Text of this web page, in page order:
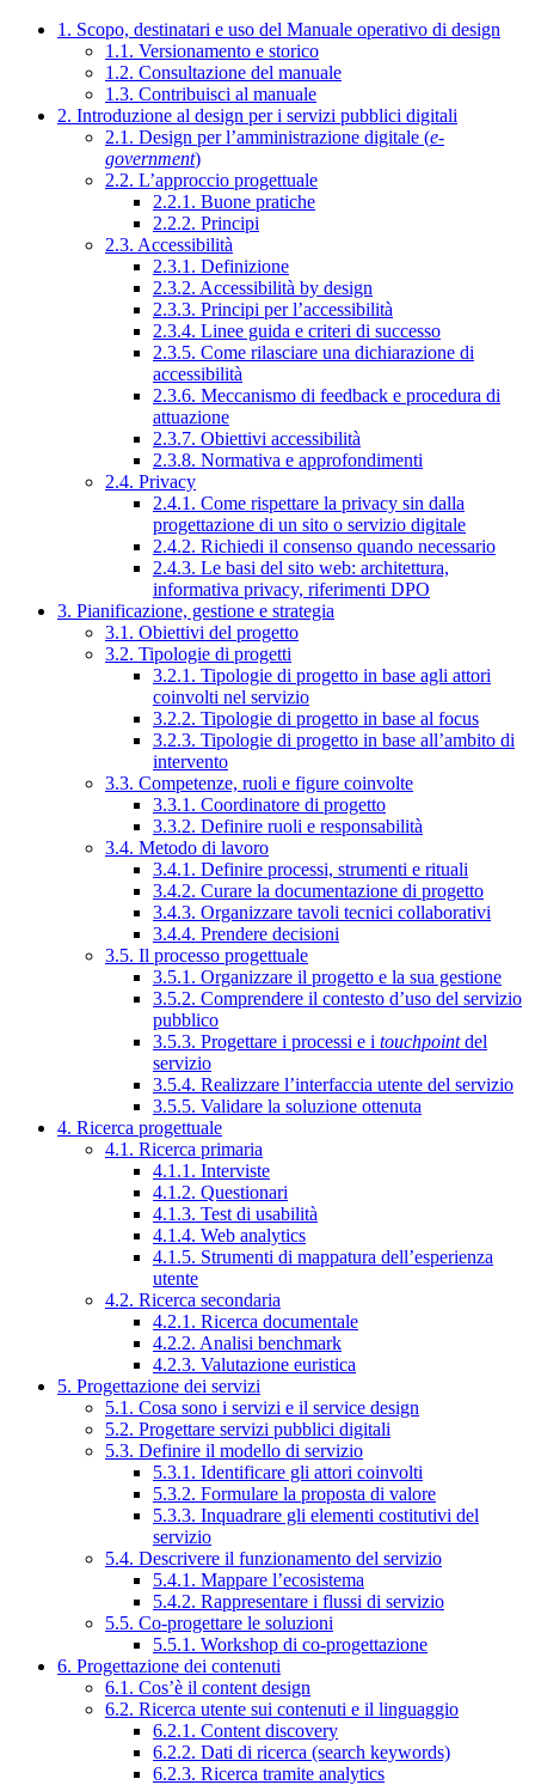
1. Scopo, destinatari e uso del Manuale operativo di design
1.1. Versionamento e storico
1.2. Consultazione del manuale
1.3. Contribuisci al manuale
2. Introduzione al design per i servizi pubblici digitali
2.1. Design per l’amministrazione digitale (e-
government)
2.2. L’approccio progettuale
2.2.1. Buone pratiche
2.2.2. Principi
2.3. Accessibilità
2.3.1. Definizione
2.3.2. Accessibilità by design
2.3.3. Principi per l’accessibilità
2.3.4. Linee guida e criteri di successo
2.3.5. Come rilasciare una dichiarazione di
accessibilità
2.3.6. Meccanismo di feedback e procedura di
attuazione
2.3.7. Obiettivi accessibilità
2.3.8. Normativa e approfondimenti
2.4. Privacy
2.4.1. Come rispettare la privacy sin dalla
progettazione di un sito o servizio digitale
2.4.2. Richiedi il consenso quando necessario
2.4.3. Le basi del sito web: architettura,
informativa privacy, riferimenti DPO
3. Pianificazione, gestione e strategia
3.1. Obiettivi del progetto
3.2. Tipologie di progetti
3.2.1. Tipologie di progetto in base agli attori
coinvolti nel servizio
3.2.2. Tipologie di progetto in base al focus
3.2.3. Tipologie di progetto in base all’ambito di
intervento
3.3. Competenze, ruoli e figure coinvolte
3.3.1. Coordinatore di progetto
3.3.2. Definire ruoli e responsabilità
3.4. Metodo di lavoro
3.4.1. Definire processi, strumenti e rituali
3.4.2. Curare la documentazione di progetto
3.4.3. Organizzare tavoli tecnici collaborativi
3.4.4. Prendere decisioni
3.5. Il processo progettuale
3.5.1. Organizzare il progetto e la sua gestione
3.5.2. Comprendere il contesto d’uso del servizio
pubblico
3.5.3. Progettare i processi e i touchpointdel
servizio
3.5.4. Realizzare l’interfaccia utente del servizio
3.5.5. Validare la soluzione ottenuta
4. Ricerca progettuale
4.1. Ricerca primaria
4.1.1. Interviste
4.1.2. Questionari
4.1.3. Test di usabilità
4.1.4. Web analytics
4.1.5. Strumenti di mappatura dell’esperienza
utente
4.2. Ricerca secondaria
4.2.1. Ricerca documentale
4.2.2. Analisi benchmark
4.2.3. Valutazione euristica
5. Progettazione dei servizi
5.1. Cosa sono i servizi e il service design
5.2. Progettare servizi pubblici digitali
5.3. Definire il modello di servizio
5.3.1. Identificare gli attori coinvolti
5.3.2. Formulare la proposta di valore
5.3.3. Inquadrare gli elementi costitutivi del
servizio
5.4. Descrivere il funzionamento del servizio
5.4.1. Mappare l’ecosistema
5.4.2. Rappresentare i flussi di servizio
5.5. Co-progettare le soluzioni
5.5.1. Workshop di co-progettazione
6. Progettazione dei contenuti
6.1. Cos’è il content design
6.2. Ricerca utente sui contenuti e il linguaggio
6.2.1. Content discovery
6.2.2. Dati di ricerca (search keywords)
6.2.3. Ricerca tramite analytics